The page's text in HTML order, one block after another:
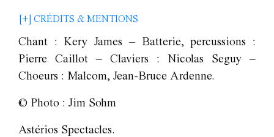
[+] CRÉDITS & MENTIONS
Chant : Kery James – Batterie, percussions :
Pierre Caillot – Claviers : Nicolas Seguy –
Choeurs : Malcom, Jean-Bruce Ardenne.
© Photo : Jim Sohm
Astérios Spectacles.